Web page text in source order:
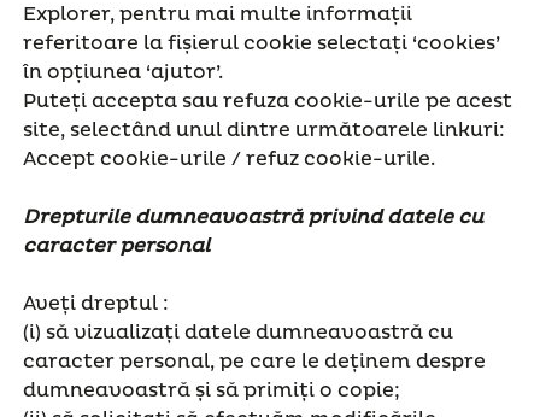
Explorer, pentru mai multe informații
referitoare la fișierul cookie selectați ‘cookies’
în opțiunea ‘ajutor’.
Puteți accepta sau refuza cookie-urile pe acest
site, selectând unul dintre următoarele linkuri:
Accept cookie-urile / refuz cookie-urile.
Drepturile dumneavoastră privind datele cu
caracter personal
Aveți dreptul :
(i) să vizualizați datele dumneavoastră cu
caracter personal, pe care le deținem despre
dumneavoastră și să primiți o copie;